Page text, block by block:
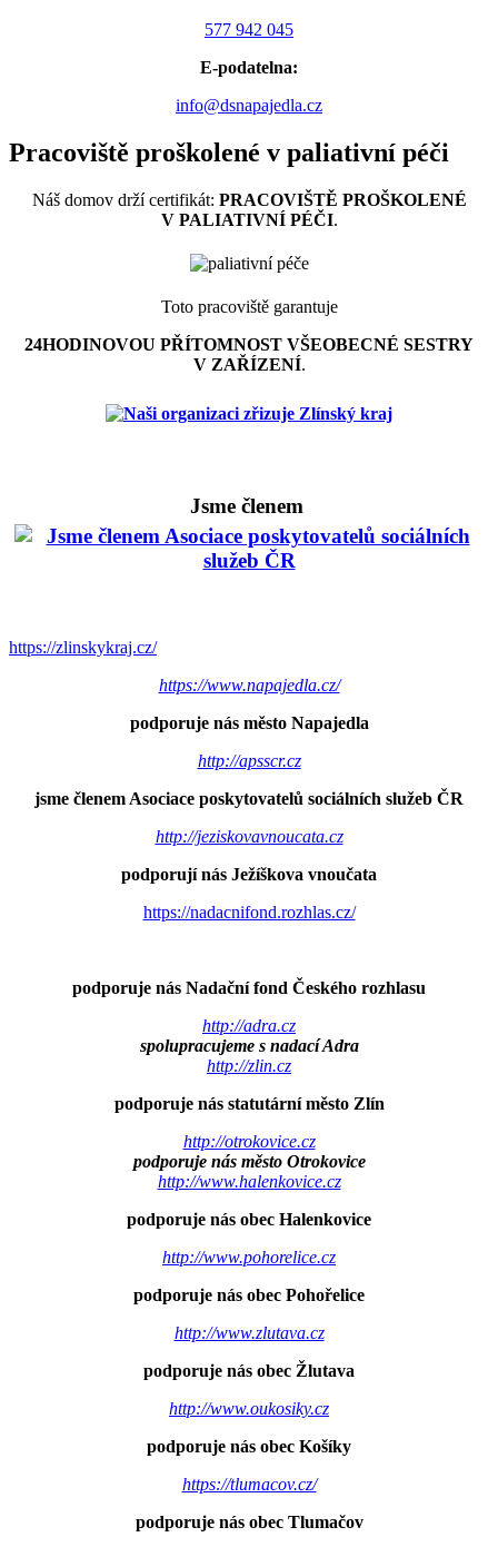
577 942 045
E-podatelna:
info@dsnapajedla.cz
Pracoviště proškolené v paliativní péči
Náš domov drží certifikát: PRACOVIŠTĚ PROŠKOLENÉ
V PALIATIVNÍ PÉČI.
Toto pracoviště garantuje
24HODINOVOU PŘÍTOMNOST VŠEOBECNÉ SESTRY
V ZAŘÍZENÍ.
Jsme členem
https://zlinskykraj.cz/
https://www.napajedla.cz/
podporuje nás město Napajedla
http://apsscr.cz
jsme členem Asociace poskytovatelů sociálních služeb ČR
http://jeziskovavnoucata.cz
podporují nás Ježíškova vnoučata
https://nadacnifond.rozhlas.cz/
podporuje nás Nadační fond Českého rozhlasu
http://adra.cz
spolupracujeme s nadací Adra
http://zlin.cz
podporuje nás statutární město Zlín
http://otrokovice.cz
podporuje nás město Otrokovice
http://www.halenkovice.cz
podporuje nás obec Halenkovice
http://www.pohorelice.cz
podporuje nás obec Pohořelice
http://www.zlutava.cz
podporuje nás obec Žlutava
http://www.oukosiky.cz
podporuje nás obec Košíky
https://tlumacov.cz/
podporuje nás obec Tlumačov